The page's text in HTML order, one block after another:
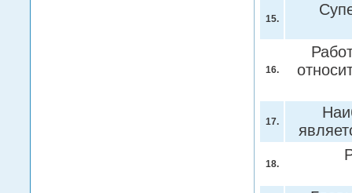
15.
16.
17.
18.